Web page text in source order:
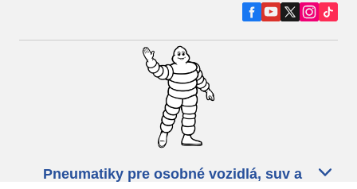
Pneumatiky pre osobné vozidlá, suv a